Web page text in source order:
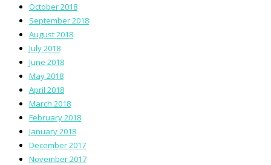
October 2018
September 2018
August 2018
July 2018
June 2018
May 2018
April 2018
March 2018
February 2018
January 2018
December 2017
November 2017